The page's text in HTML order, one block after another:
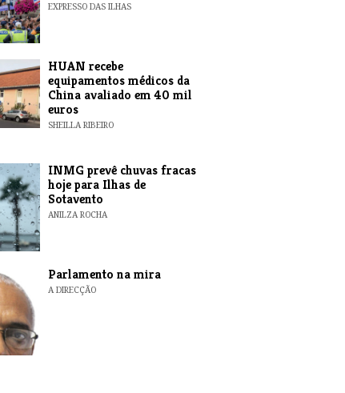
EXPRESSO DAS ILHAS
HUAN recebe
equipamentos médicos da
China avaliado em 40 mil
euros
SHEILLA RIBEIRO
INMG prevê chuvas fracas
hoje para Ilhas de
Sotavento
ANILZA ROCHA
Parlamento na mira
A DIRECÇÃO